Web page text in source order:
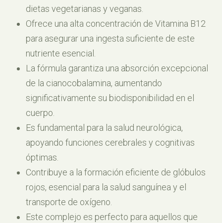
dietas vegetarianas y veganas.
Ofrece una alta concentración de Vitamina B12
para asegurar una ingesta suficiente de este
nutriente esencial.
La fórmula garantiza una absorción excepcional
de la cianocobalamina, aumentando
significativamente su biodisponibilidad en el
cuerpo.
Es fundamental para la salud neurológica,
apoyando funciones cerebrales y cognitivas
óptimas.
Contribuye a la formación eficiente de glóbulos
rojos, esencial para la salud sanguínea y el
transporte de oxígeno.
Este complejo es perfecto para aquellos que